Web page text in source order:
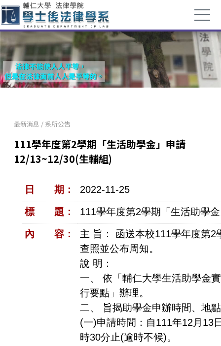
最新消息 / 系所公告
111學年度第2學期「生活助學金」申請
12/13~12/30(生輔組)
日 期： 2022-11-25
標 題： 111學年度第2學期「生活助學
內 容：
主 旨： 函送本校111學年度第
查照並公布周知。
說 明：
一、 依「輔仁大學生活助學金
行要點」辦理。
二、 旨揭助學金申辦時間、地
(一)申請時間：自111年12月13
時30分止(逾時不候)。